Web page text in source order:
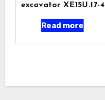
excavator XE15U.17-4
Read more